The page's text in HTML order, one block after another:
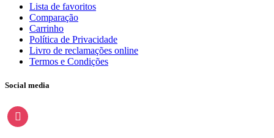
Lista de favoritos
Comparação
Carrinho
Política de Privacidade
Livro de reclamações online
Termos e Condições
Social media
instagram